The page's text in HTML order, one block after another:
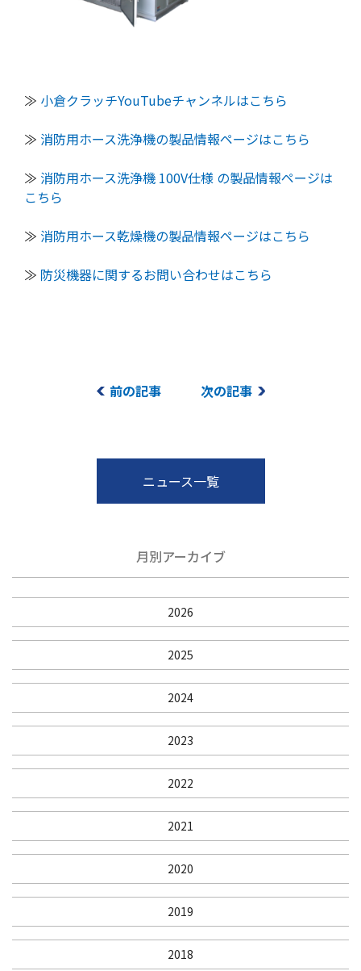
≫ 小倉クラッチYouTubeチャンネルはこちら
≫ 消防用ホース洗浄機の製品情報ページはこちら
≫ 消防用ホース洗浄機 100V仕様 の製品情報ページは
こちら
≫ 消防用ホース乾燥機の製品情報ページはこちら
≫ 防災機器に関するお問い合わせはこちら
前の記事 次の記事
ニュース一覧
月別アーカイブ
2026
2025
2024
2023
2022
2021
2020
2019
2018